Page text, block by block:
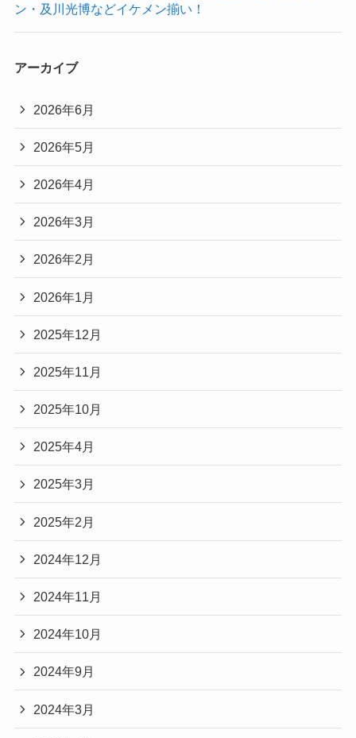
ン・及川光博などイケメン揃い！
アーカイブ
2026年6月
2026年5月
2026年4月
2026年3月
2026年2月
2026年1月
2025年12月
2025年11月
2025年10月
2025年4月
2025年3月
2025年2月
2024年12月
2024年11月
2024年10月
2024年9月
2024年3月